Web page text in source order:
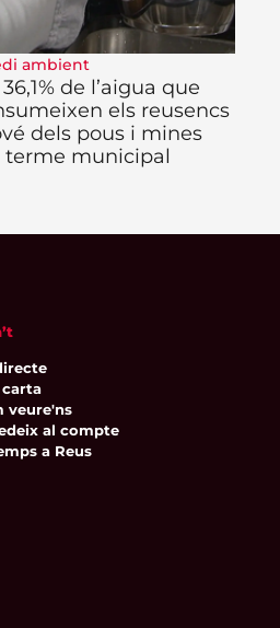
ambient
de l’aigua que
els reusencs
dels pous i mines
terme municipal
carta
veure'ns
al compte
a Reus